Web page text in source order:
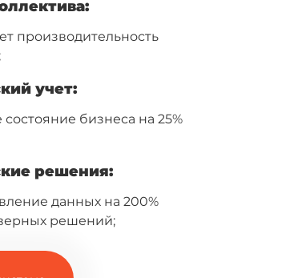
производительность
учет:
бизнеса на 25%
решения:
данных на 200%
решений;